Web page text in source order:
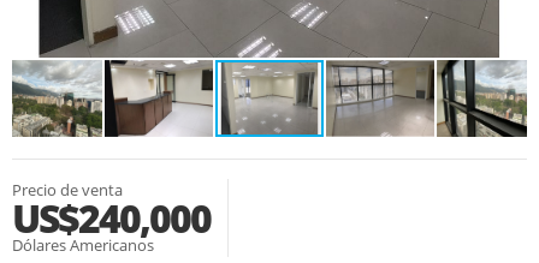
Precio de venta
US$240,000
Dólares Americanos